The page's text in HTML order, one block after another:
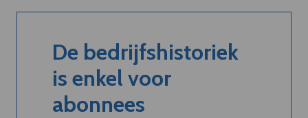
De bedrijfshistoriek
is enkel voor
abonnees